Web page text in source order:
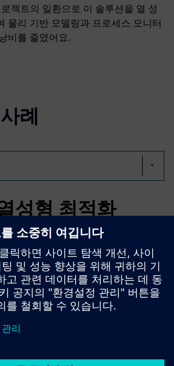
젝트의 일환으로 이 솔루션을 열 성
물리 기반 모델링과 프로세스 모니터
비를 줄였어요.
례
성형 최적화
솔루션은 온도와 성형 거동을 시뮬레
줄이며 생산량을 늘리는 동안 일관된
및 비구조 부품의 열 성형을 최적화해